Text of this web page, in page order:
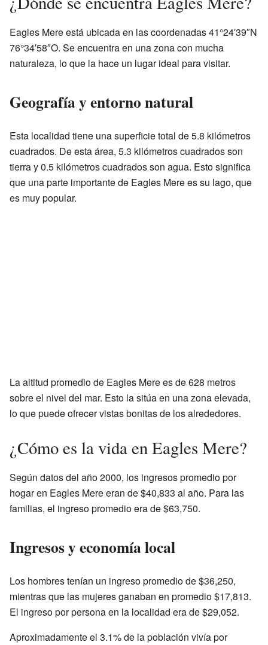
Eagles Mere está ubicada en las coordenadas 41°24′39″N
76°34′58″O. Se encuentra en una zona con mucha
naturaleza, lo que la hace un lugar ideal para visitar.
Geografía y entorno natural
Esta localidad tiene una superficie total de 5.8 kilómetros
cuadrados. De esta área, 5.3 kilómetros cuadrados son
tierra y 0.5 kilómetros cuadrados son agua. Esto significa
que una parte importante de Eagles Mere es su lago, que
es muy popular.
La altitud promedio de Eagles Mere es de 628 metros
sobre el nivel del mar. Esto la sitúa en una zona elevada,
lo que puede ofrecer vistas bonitas de los alrededores.
¿Cómo es la vida en Eagles Mere?
Según datos del año 2000, los ingresos promedio por
hogar en Eagles Mere eran de $40,833 al año. Para las
familias, el ingreso promedio era de $63,750.
Ingresos y economía local
Los hombres tenían un ingreso promedio de $36,250,
mientras que las mujeres ganaban en promedio $17,813.
El ingreso por persona en la localidad era de $29,052.
Aproximadamente el 3.1% de la población vivía por